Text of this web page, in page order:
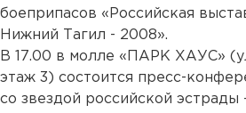
боеприпасов «Российская
Нижний Тагил - 2008».
В 17.00 в молле «ПАРК ХАУС»
этаж 3) состоится пресс-
со звездой российской эстрады